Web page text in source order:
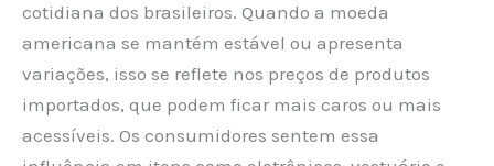
cotidiana dos brasileiros. Quando a moeda
americana se mantém estável ou apresenta
variações, isso se reflete nos preços de produtos
importados, que podem ficar mais caros ou mais
acessíveis. Os consumidores sentem essa